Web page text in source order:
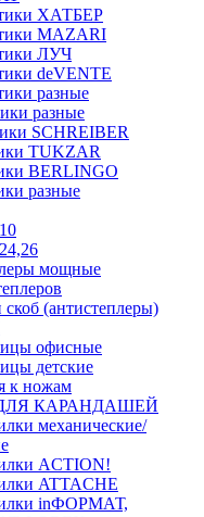
ХАТБЕР
MAZARI
ЛУЧ
deVENTE
разные
разные
SCHREIBER
TUKZAR
BERLINGO
разные
мощные
(антистеплеры)
офисные
детские
к ножам
КАРАНДАШЕЙ
механические/
ACTION!
ATTACHE
inФОРМАТ,